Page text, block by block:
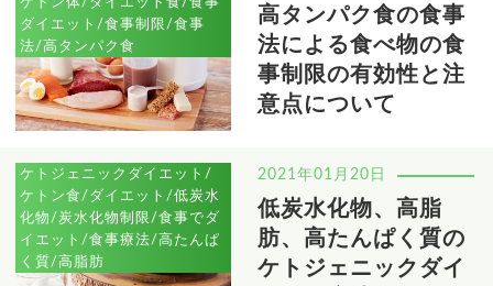
ダイエット/食事制限/食事
法/高タンパク食
高タンパク食の食事
法による食べ物の食
事制限の有効性と注
意点について
ケトジェニックダイエット/
ケトン食/ダイエット/低炭水
化物/炭水化物制限/食事でダ
イエット/食事療法/高たんぱ
く質/高脂肪
2021年01月20日
低炭水化物、高脂
肪、高たんぱく質の
ケトジェニックダイ